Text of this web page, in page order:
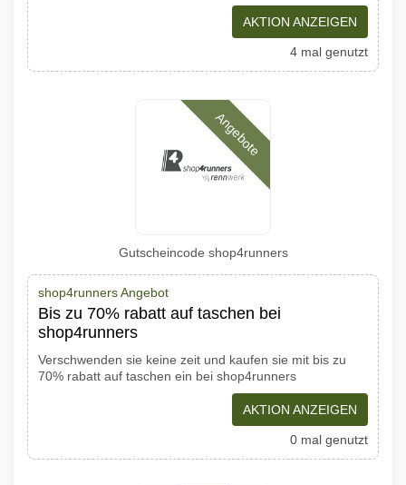
AKTION ANZEIGEN
4 mal genutzt
Angebote
Gutscheincode shop4runners
shop4runners Angebot
Bis zu 70% rabatt auf taschen bei
shop4runners
Verschwenden sie keine zeit und kaufen sie mit bis zu
70% rabatt auf taschen ein bei shop4runners
AKTION ANZEIGEN
0 mal genutzt